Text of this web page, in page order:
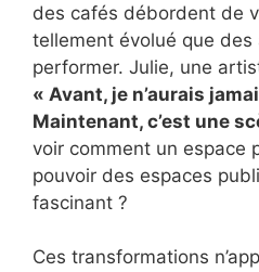
des cafés débordent de
tellement évolué que
performer. Julie, une
« Avant, je n’aurais
Maintenant, c’est une
voir comment un espace
pouvoir des espaces
fascinant ?
Ces transformations